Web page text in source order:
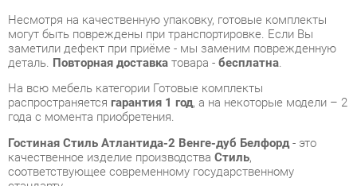
распространяетсягарантия 1 год, а на некоторые модели – 2
года с момента приобретения.
Гостиная Стиль Атлантида-2 Венге-дуб Белфорд- это
соответствующее современному государственному
стандарту.
будем рады, если вы оставите отзыв об опыте его
использования, который поможет сориентироваться нашим
будущим покупателям.